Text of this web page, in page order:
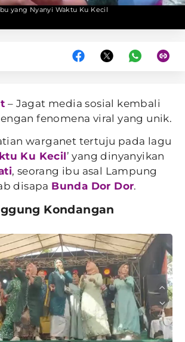
yang Nyanyi Waktu Ku Kecil
– Jagat media sosial kembali
fenomena viral yang unik.
warganet tertuju pada lagu
Ku Kecil’ yang dinyanyikan
, seorang ibu asal Lampung
disapa Bunda Dor Dor.
Kondangan